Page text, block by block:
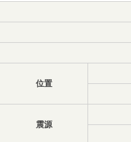
位置
震源